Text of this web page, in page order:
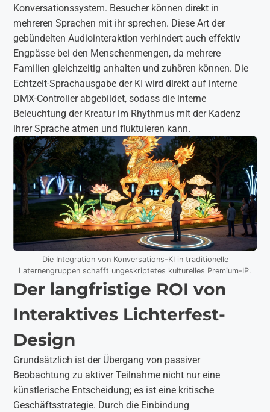
Konversationssystem. Besucher können direkt in
mehreren Sprachen mit ihr sprechen. Diese Art der
gebündelten Audiointeraktion verhindert auch effektiv
Engpässe bei den Menschenmengen, da mehrere
Familien gleichzeitig anhalten und zuhören können. Die
Echtzeit-Sprachausgabe der KI wird direkt auf interne
DMX-Controller abgebildet, sodass die interne
Beleuchtung der Kreatur im Rhythmus mit der Kadenz
ihrer Sprache atmen und fluktuieren kann.
Die Integration von Konversations-KI in traditionelle
Laternengruppen schafft ungeskriptetes kulturelles Premium-IP.
Der langfristige ROI von
Interaktives Lichterfest-
Design
Grundsätzlich ist der Übergang von passiver
Beobachtung zu aktiver Teilnahme nicht nur eine
künstlerische Entscheidung; es ist eine kritische
Geschäftsstrategie. Durch die Einbindung